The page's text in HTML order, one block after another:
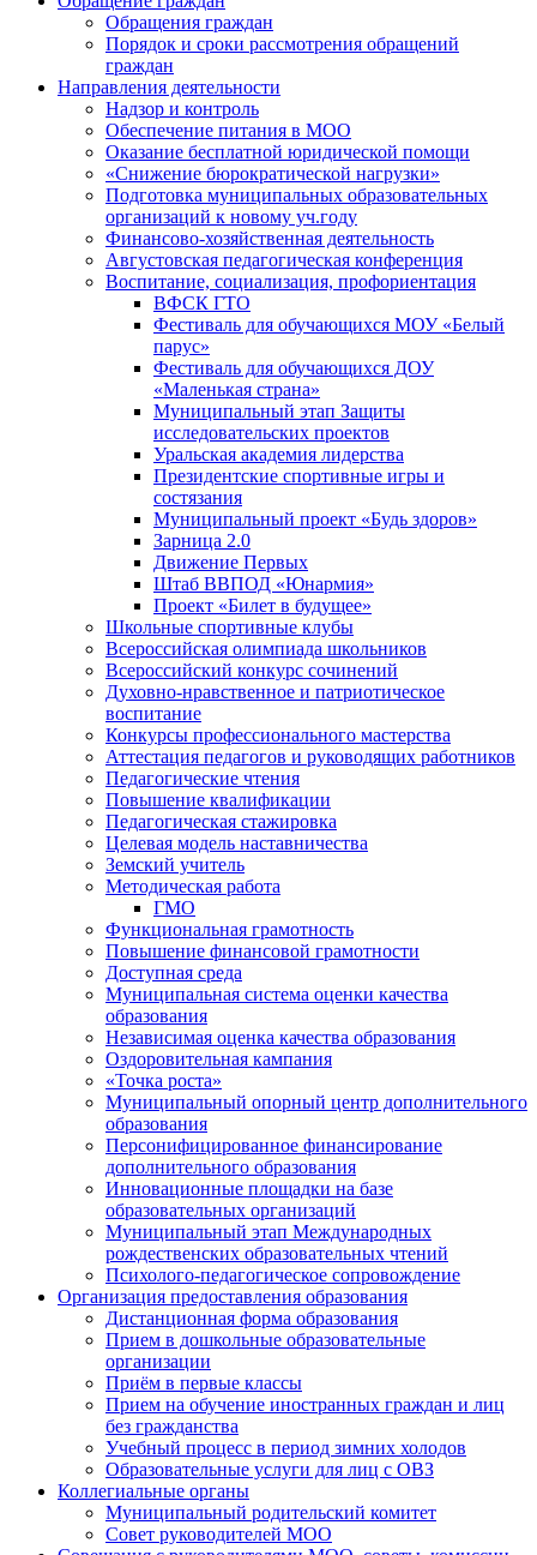
Обращения граждан
Порядок и сроки рассмотрения обращений
граждан
Направления деятельности
Надзор и контроль
Обеспечение питания в МОО
Оказание бесплатной юридической помощи
«Снижение бюрократической нагрузки»
Подготовка муниципальных образовательных
организаций к новому уч.году
Финансово-хозяйственная деятельность
Августовская педагогическая конференция
Воспитание, социализация, профориентация
ВФСК ГТО
Фестиваль для обучающихся МОУ «Белый
парус»
Фестиваль для обучающихся ДОУ
«Маленькая страна»
Муниципальный этап Защиты
исследовательских проектов
Уральская академия лидерства
Президентские спортивные игры и
состязания
Муниципальный проект «Будь здоров»
Зарница 2.0
Движение Первых
Штаб ВВПОД «Юнармия»
Проект «Билет в будущее»
Школьные спортивные клубы
Всероссийская олимпиада школьников
Всероссийский конкурс сочинений
Духовно-нравственное и патриотическое
воспитание
Конкурсы профессионального мастерства
Аттестация педагогов и руководящих работников
Педагогические чтения
Повышение квалификации
Педагогическая стажировка
Целевая модель наставничества
Земский учитель
Методическая работа
ГМО
Функциональная грамотность
Повышение финансовой грамотности
Доступная среда
Муниципальная система оценки качества
образования
Независимая оценка качества образования
Оздоровительная кампания
«Точка роста»
Муниципальный опорный центр дополнительного
образования
Персонифицированное финансирование
дополнительного образования
Инновационные площадки на базе
образовательных организаций
Муниципальный этап Международных
рождественских образовательных чтений
Психолого-педагогическое сопровождение
Организация предоставления образования
Дистанционная форма образования
Прием в дошкольные образовательные
организации
Приём в первые классы
Прием на обучение иностранных граждан и лиц
без гражданства
Учебный процесс в период зимних холодов
Образовательные услуги для лиц с ОВЗ
Коллегиальные органы
Муниципальный родительский комитет
Совет руководителей МОО